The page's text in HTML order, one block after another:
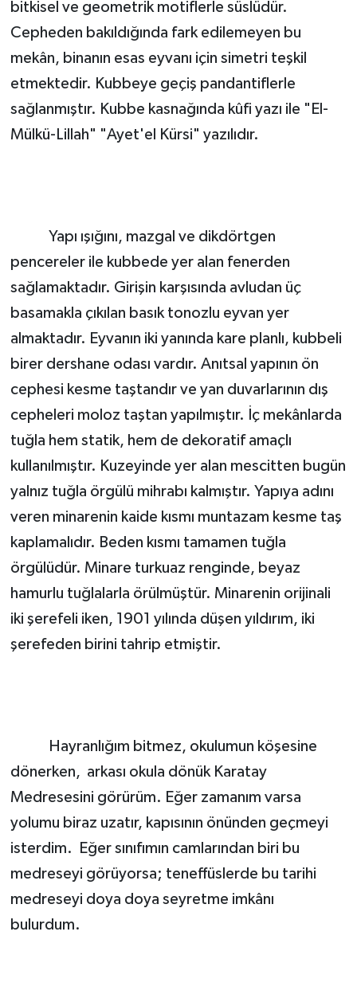
bitkisel ve geometrik motiflerle süslüdür.
Cepheden bakıldığında fark edilemeyen bu
mekân, binanın esas eyvanı için simetri teşkil
etmektedir. Kubbeye geçiş pandantiflerle
sağlanmıştır. Kubbe kasnağında kûfi yazı ile "El-
Mülkü-Lillah" "Ayet'el Kürsi" yazılıdır.
Yapı ışığını, mazgal ve dikdörtgen
pencereler ile kubbede yer alan fenerden
sağlamaktadır. Girişin karşısında avludan üç
basamakla çıkılan basık tonozlu eyvan yer
almaktadır. Eyvanın iki yanında kare planlı, kubbeli
birer dershane odası vardır. Anıtsal yapının ön
cephesi kesme taştandır ve yan duvarlarının dış
cepheleri moloz taştan yapılmıştır. İç mekânlarda
tuğla hem statik, hem de dekoratif amaçlı
kullanılmıştır. Kuzeyinde yer alan mescitten bugün
yalnız tuğla örgülü mihrabı kalmıştır. Yapıya adını
veren minarenin kaide kısmı muntazam kesme taş
kaplamalıdır. Beden kısmı tamamen tuğla
örgülüdür. Minare turkuaz renginde, beyaz
hamurlu tuğlalarla örülmüştür. Minarenin orijinali
iki şerefeli iken, 1901 yılında düşen yıldırım, iki
şerefeden birini tahrip etmiştir.
Hayranlığım bitmez, okulumun köşesine
dönerken, arkası okula dönük Karatay
Medresesini görürüm. Eğer zamanım varsa
yolumu biraz uzatır, kapısının önünden geçmeyi
isterdim. Eğer sınıfımın camlarından biri bu
medreseyi görüyorsa; teneffüslerde bu tarihi
medreseyi doya doya seyretme imkânı
bulurdum.